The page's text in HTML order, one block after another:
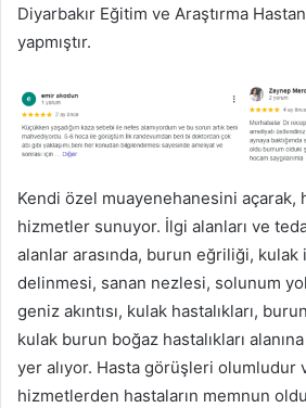
Diyarbakır Eğitim ve Araştırma
yapmıştır.
Kendi özel muayenehanesini açarak,
hizmetler sunuyor. İlgi alanları ve
alanlar arasında, burun eğriliği, kulak
delinmesi, sanan nezlesi, solunum
geniz akıntısı, kulak hastalıkları,
kulak burun boğaz hastalıkları
yer alıyor. Hasta görüşleri olumludur
hizmetlerden hastaların memnun